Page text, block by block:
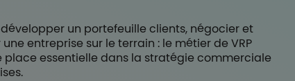
un portefeuille clients, négocier et
entreprise sur le terrain : le métier de VRP
place essentielle dans la stratégie commerciale